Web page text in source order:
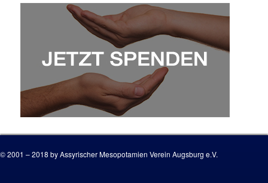
© 2001 – 2018 by Assyrischer Mesopotamien Verein Augsburg e.V.